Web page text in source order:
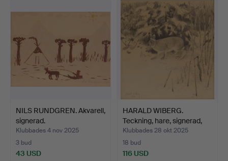
NILS RUNDGREN. Akvarell,
signerad.
Klubbades 4 nov 2025
3 bud
43 USD
HARALD WIBERG.
Teckning, hare, signerad,
d…
Klubbades 28 okt 2025
18 bud
116 USD